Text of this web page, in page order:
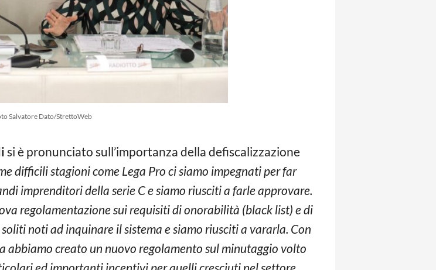
Salvatore Dato/StrettoWeb
si è pronunciato sull’importanza della defiscalizzazione
difficili stagioni come Lega Pro ci siamo impegnati per far
imprenditori della serie C e siamo riusciti a farle approvare.
regolamentazione sui requisiti di onorabilità (black list) e di
noti ad inquinare il sistema e siamo riusciti a vararla. Con
abbiamo creato un nuovo regolamento sul minutaggio volto